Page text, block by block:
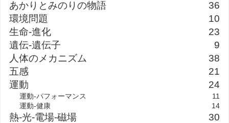
あかりとみのりの物語
36
環境問題
10
生命-進化
23
遺伝-遺伝子
9
人体のメカニズム
38
五感
21
運動
24
運動-パフォーマンス
11
運動-健康
14
熱-光-電場-磁場
30